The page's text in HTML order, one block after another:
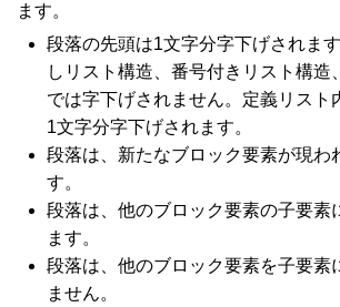
ます。
段落の先頭は1文字分字下げされま
しリスト構造、番号付きリスト構造
では字下げされません。定義リスト
1文字分字下げされます。
段落は、新たなブロック要素が現わ
す。
段落は、他のブロック要素の子要素
ます。
段落は、他のブロック要素を子要素
ません。